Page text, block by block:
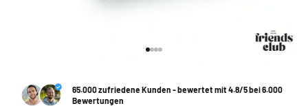
65.000 zufriedene Kunden - bewertet mit 4.8/5 bei 6.000
Bewertungen